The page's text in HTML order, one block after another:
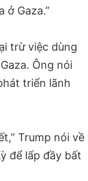
ở Gaza.”
trừ việc dùng
Ông nói
triển lãnh
Trump nói về
để lấp đầy bất